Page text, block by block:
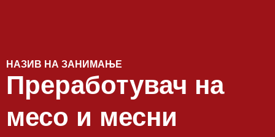
НАЗИВ НА ЗАНИМАЊЕ
Преработувач на
месо и месни